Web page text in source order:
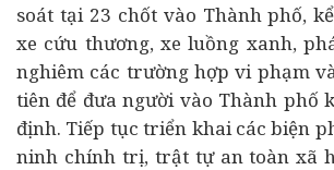
soát tại 23 chốt vào Thành phố,
xe cứu thương, xe luồng xanh,
nghiêm các trường hợp vi phạm
tiên để đưa người vào Thành phố
định. Tiếp tục triển khai các biện
ninh chính trị, trật tự an toàn xã